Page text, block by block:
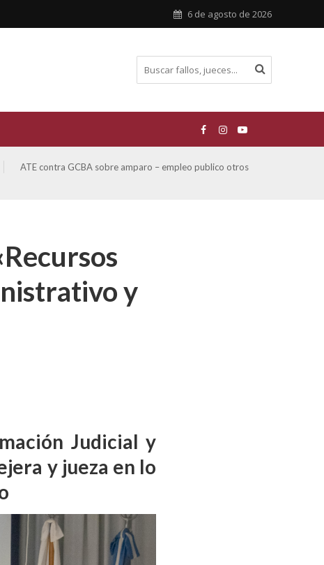
6 de agosto de 2026
ATE contra GCBA sobre amparo – empleo publico otros
y
Judicial y
y jueza en lo